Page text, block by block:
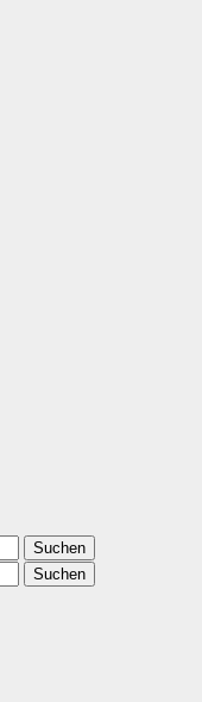
Suchen
Suchen